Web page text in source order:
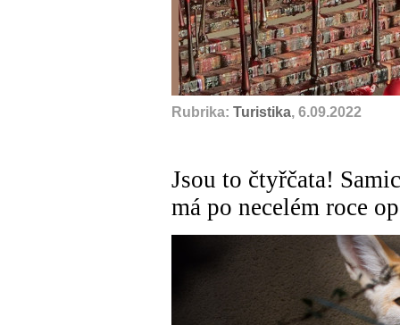
Rubrika: Turistika, 6.09.2022
Jsou to čtyřčata!
má po necelém roce